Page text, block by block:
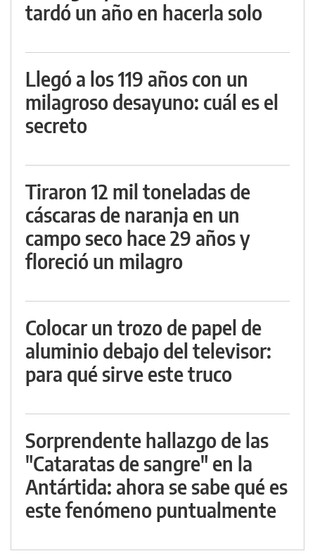
tardó un año en hacerla solo
Llegó a los 119 años con un
milagroso desayuno: cuál es el
secreto
Tiraron 12 mil toneladas de
cáscaras de naranja en un
campo seco hace 29 años y
floreció un milagro
Colocar un trozo de papel de
aluminio debajo del televisor:
para qué sirve este truco
Sorprendente hallazgo de las
"Cataratas de sangre" en la
Antártida: ahora se sabe qué es
este fenómeno puntualmente